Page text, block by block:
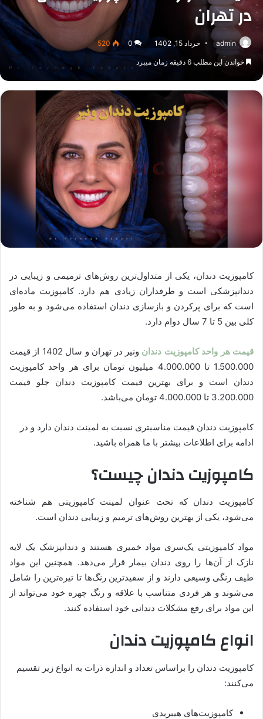
در تهران
admin خرداد 15, 1402 0
520
خواندن این مطلب 6 دقیقه زمان میبرد
کامپوزیت دندان، یکی از متداول‌ترین روش‌های ترمیمی و زیبایی در
دندانپزشکی است و طرفداران زیادی هم دارد. کامپوزیت ماده‌ای
است که برای پرکردن و بازسازی دندان استفاده می‌شود و به طور
کلی بین 5 تا 7 سال دوام دارد.
قیمت هر واحد کامپوزیت دندان
ونیر در تهران و سال 1402 از قیمت
1.500.000 تا 4.000.000 میلیون تومان برای هر واحد کامپوزیت
دندان است و برای بهترین قیمت کامپوزیت دندان جلو قیمت
3.200.000 تا 4.000.000 تومان می‌باشد.
کامپوزیت دندان قیمت مناسبتری نسبت به لمینت دندان دارد و در
ادامه برای اطلاعات بیشتر با ما همراه باشید.
کامپوزیت دندان چیست؟
کامپوزیت دندان که تحت عنوان لمینت کامپوزیتی هم شناخته
می‌شود، یکی از بهترین روش‌های ترمیم و زیبایی دندان است.
مواد کامپوزیتی یک‌سری مواد خمیری هستند و دندانپزشک یک لایه
نازک‌ از آن‌ها را روی دندان بیمار قرار می‌دهد. همچنین این مواد
طیف رنگی وسیعی دارند و از سفیدترین رنگ‌ها تا تیره‌ترین را شامل
می‌شوند و هر فردی متناسب با علاقه و رنگ چهره خود می‌تواند از
این مواد برای رفع مشکلات دندانی خود استفاده کنند.
انواع کامپوزیت دندان
کامپوزیت دندان را براساس تعداد و اندازه ذرات به انواع زیر تقسیم
می‌کنند:
کامپوزیت‌های هیبریدی